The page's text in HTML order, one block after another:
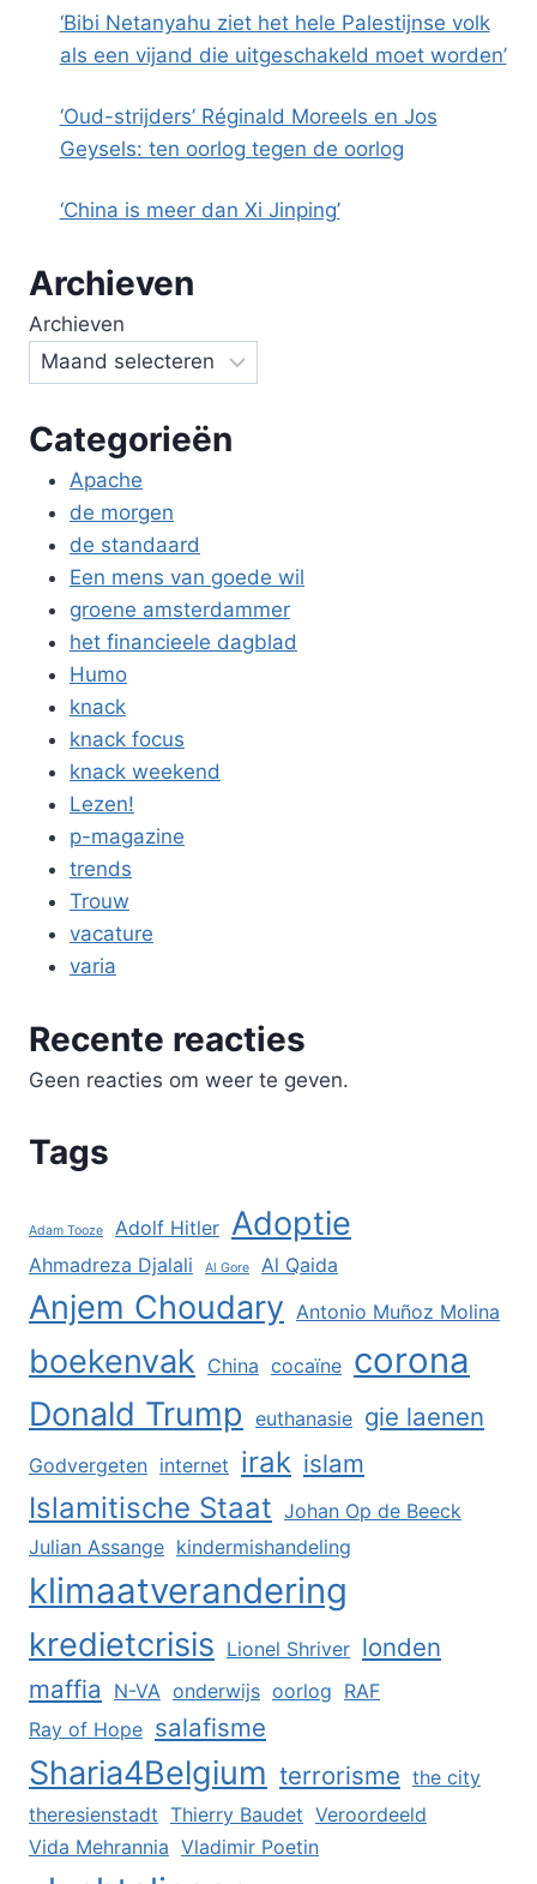
‘Bibi Netanyahu ziet het hele Palestijnse volk
als een vijand die uitgeschakeld moet worden’
‘Oud-strijders’ Réginald Moreels en Jos
Geysels: ten oorlog tegen de oorlog
‘China is meer dan Xi Jinping’
Archieven
Archieven
Categorieën
Apache
de morgen
de standaard
Een mens van goede wil
groene amsterdammer
het financieele dagblad
Humo
knack
knack focus
knack weekend
Lezen!
p-magazine
trends
Trouw
vacature
varia
Recente reacties
Geen reacties om weer te geven.
Tags
Adam Tooze Adolf Hitler Adoptie
Ahmadreza Djalali Al Gore Al Qaida
Anjem Choudary Antonio Muñoz Molina
boekenvak China cocaïne corona
Donald Trump euthanasie gie laenen
Godvergeten internet irak islam
Islamitische Staat Johan Op de Beeck
Julian Assange kindermishandeling
klimaatverandering
kredietcrisis Lionel Shriver londen
maffia
N-VA onderwijs oorlog RAF
Ray of Hope salafisme
Sharia4Belgium terrorisme the city
theresienstadt Thierry Baudet Veroordeeld
Vida Mehrannia Vladimir Poetin